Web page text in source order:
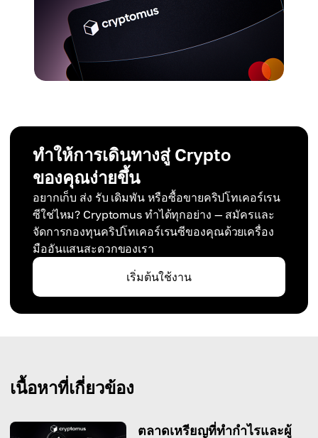
ทำให้การเดินทางสู่ Crypto
ของคุณง่ายขึ้น
อยากเก็บ ส่ง รับ เดิมพัน หรือซื้อขายคริปโทเคอร์เรน
ซีใช่ไหม? Cryptomus ทำได้ทุกอย่าง — สมัครและ
จัดการกองทุนคริปโทเคอร์เรนซีของคุณด้วยเครื่อง
มืออันแสนสะดวกของเรา
เริ่มต้นใช้งาน
เนื้อหาที่เกี่ยวข้อง
ตลาดเหรียญที่ทำกำไรและผู้